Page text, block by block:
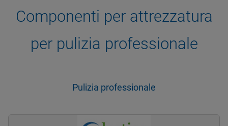
Componenti per attrezzatura
per pulizia professionale
Pulizia professionale